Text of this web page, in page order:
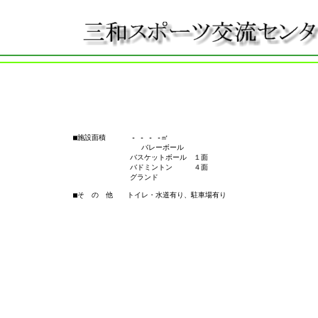
■施設面積　　　 - - - -㎡
                バレーボール
バスケットボール　１面
バドミントン　　　４面
グランド